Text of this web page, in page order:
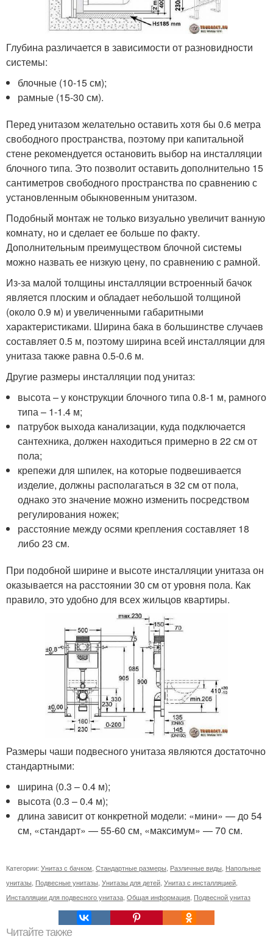
Глубина различается в зависимости от разновидности
системы:
блочные (10-15 см);
рамные (15-30 см).
Перед унитазом желательно оставить хотя бы 0.6 метра
свободного пространства, поэтому при капитальной
стене рекомендуется остановить выбор на инсталляции
блочного типа. Это позволит оставить дополнительно 15
сантиметров свободного пространства по сравнению с
установленным обыкновенным унитазом.
Подобный монтаж не только визуально увеличит ванную
комнату, но и сделает ее больше по факту.
Дополнительным преимуществом блочной системы
можно назвать ее низкую цену, по сравнению с рамной.
Из-за малой толщины инсталляции встроенный бачок
является плоским и обладает небольшой толщиной
(около 0.9 м) и увеличенными габаритными
характеристиками. Ширина бака в большинстве случаев
составляет 0.5 м, поэтому ширина всей инсталляции для
унитаза также равна 0.5-0.6 м.
Другие размеры инсталляции под унитаз:
высота – у конструкции блочного типа 0.8-1 м, рамного
типа – 1-1.4 м;
патрубок выхода канализации, куда подключается
сантехника, должен находиться примерно в 22 см от
пола;
крепежи для шпилек, на которые подвешивается
изделие, должны располагаться в 32 см от пола,
однако это значение можно изменить посредством
регулирования ножек;
расстояние между осями крепления составляет 18
либо 23 см.
При подобной ширине и высоте инсталляции унитаза он
оказывается на расстоянии 30 см от уровня пола. Как
правило, это удобно для всех жильцов квартиры.
Размеры чаши подвесного унитаза являются достаточно
стандартными:
ширина (0.3 – 0.4 м);
высота (0.3 – 0.4 м);
длина зависит от конкретной модели: «мини» — до 54
см, «стандарт» — 55-60 см, «максимум» — 70 см.
Категории: Унитаз с бачком, Стандартные размеры, Различные виды, Напольные
унитазы, Подвесные унитазы, Унитазы для детей, Унитаз с инсталляцией,
Инсталляции для подвесного унитаза, Общая информация, Подвесной унитаз
Читайте также